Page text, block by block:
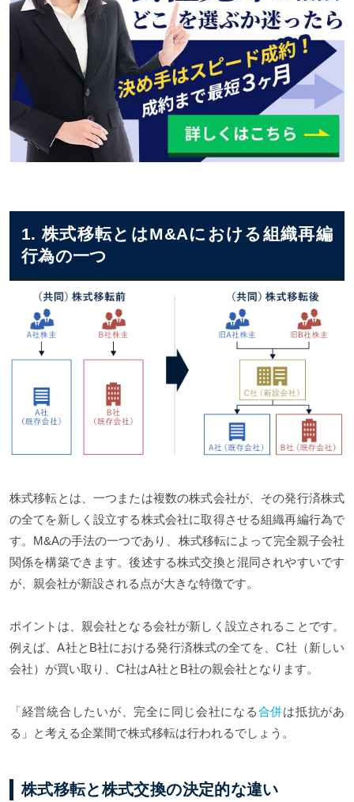
株式移転で注意すべき税務上のポイント
適格株式移転の要件
ホールディングカンパニー設立なら会社分割でもできる
株式移転を検討するならM&Aアドバイザーに相談しよう
株式移転のまとめ
1. 株式移転とはM&Aにおける組織再編
行為の一つ
株式移転とは、一つまたは複数の株式会社が、その発行済株式
の全てを新しく設立する株式会社に取得させる組織再編行為で
す。M&Aの手法の一つであり、株式移転によって完全親子会社
関係を構築できます。後述する株式交換と混同されやすいです
が、親会社が新設される点が大きな特徴です。
ポイントは、親会社となる会社が新しく設立されることです。
例えば、A社とB社における発行済株式の全てを、C社（新しい
会社）が買い取り、C社はA社とB社の親会社となります。
「経営統合したいが、完全に同じ会社になる合併は抵抗があ
る」と考える企業間で株式移転は行われるでしょう。
株式移転と株式交換の決定的な違い